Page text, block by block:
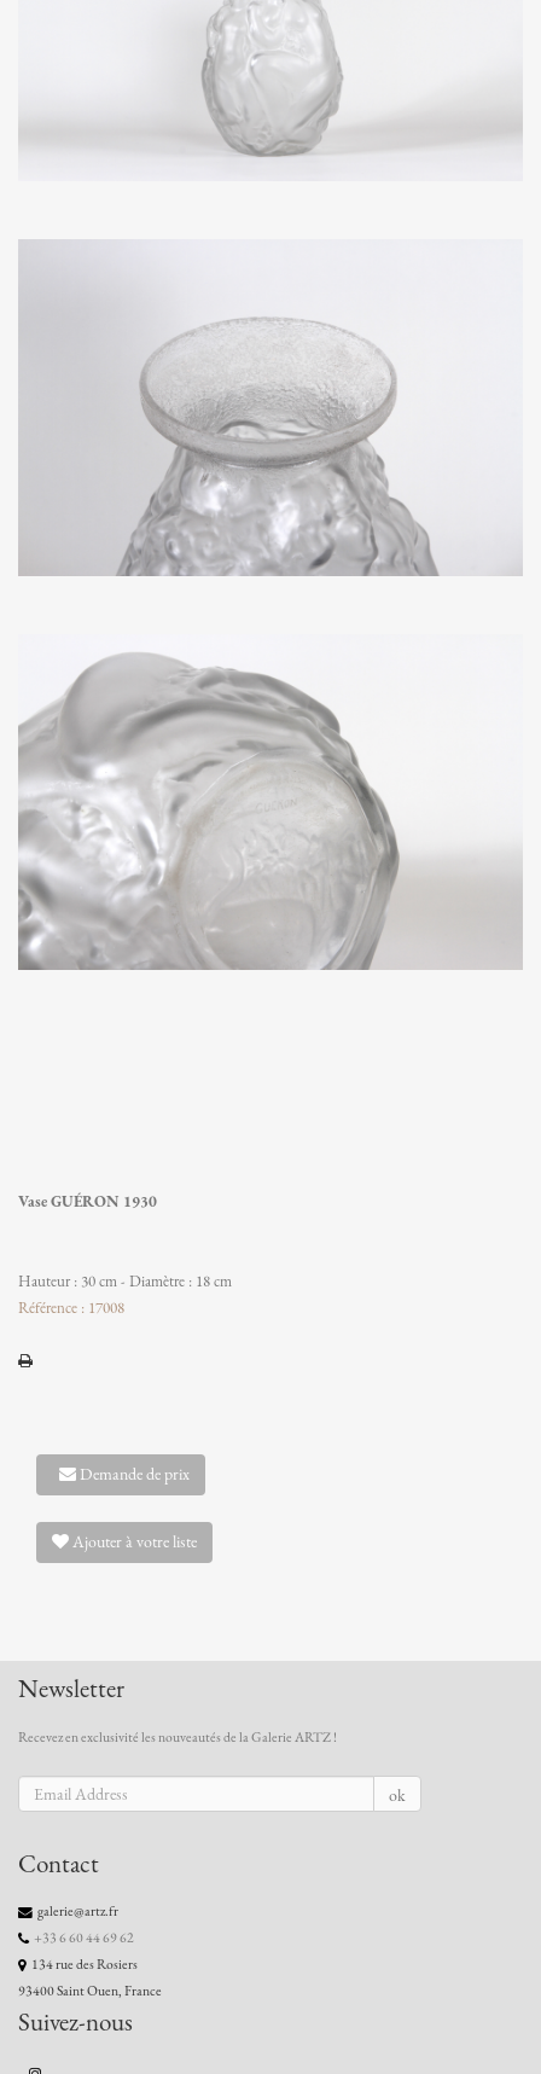
Vase GUÉRON 1930
Hauteur : 30 cm - Diamètre : 18 cm
Référence : 17008
Demande de prix
Ajouter à votre liste
Newsletter
Recevez en exclusivité les nouveautés de la Galerie ARTZ !
ok
Contact
galerie@artz.fr
+33 6 60 44 69 62
134 rue des Rosiers
93400 Saint Ouen, France
Suivez-nous